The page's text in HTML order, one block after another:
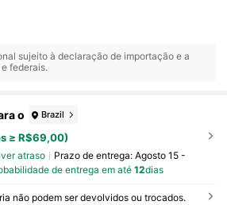
sujeito à declaração de importação e a
federais.
o Brazil
≥ R$69,00)
atraso Prazo de entrega: Agosto 15 -
de entrega em até 12dias
não podem ser devolvidos ou trocados.